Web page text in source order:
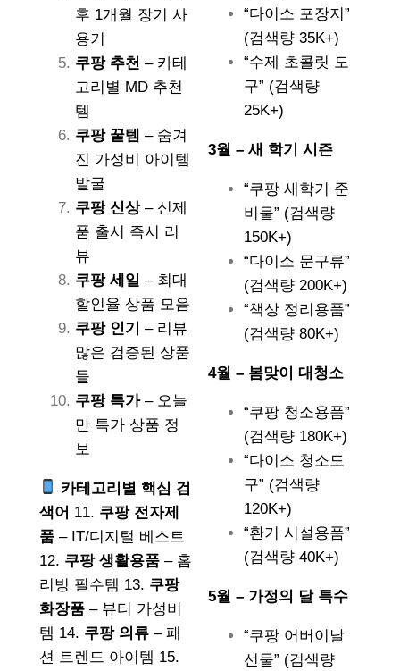
후 1개월 장기 사
용기
쿠팡 추천 – 카테
고리별 MD 추천
템
쿠팡 꿀템 – 숨겨
진 가성비 아이템
발굴
쿠팡 신상– 신제
품 출시 즉시 리
뷰
쿠팡 세일 – 최대
할인율 상품 모음
쿠팡 인기
– 리뷰
많은 검증된 상품
들
쿠팡 특가– 오늘
만 특가 상품 정
보
카테고리별 핵심 검
색어 11. 쿠팡 전자제
품 – IT/디지털 베스트
12. 쿠팡 생활용품 – 홈
리빙 필수템 13. 쿠팡
화장품 – 뷰티 가성비
템 14. 쿠팡 의류 – 패
션 트렌드 아이템 15.
“다이소 포장지”
(검색량 35K+)
“수제 초콜릿 도
구” (검색량
25K+)
3월 – 새 학기 시즌
“쿠팡 새학기 준
비물” (검색량
150K+)
“다이소 문구류”
(검색량 200K+)
“책상 정리용품”
(검색량 80K+)
4월 – 봄맞이 대청소
“쿠팡 청소용품”
(검색량 180K+)
“다이소 청소도
구” (검색량
120K+)
“환기 시설용품”
(검색량 40K+)
5월 – 가정의 달 특수
“쿠팡 어버이날
선물” (검색량